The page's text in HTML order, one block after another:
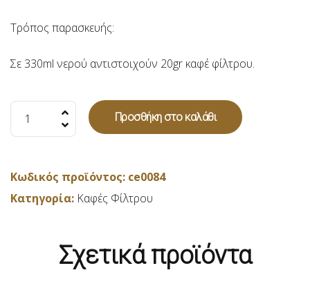
Τρόπος παρασκευής:
Σε 330ml νερού αντιστοιχούν 20gr καφέ φίλτρου.
καραμέλα)
-
Προσθήκη στο καλάθι
Κωδικός προϊόντος: ce0084
Κατηγορία: Καφές Φίλτρου
Σχετικά προϊόντα